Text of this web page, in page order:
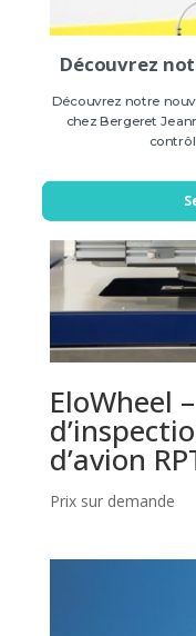
EloWheel
d’avion
Prix sur demande
Découvrez
Découvrez notre
chez Bergeret